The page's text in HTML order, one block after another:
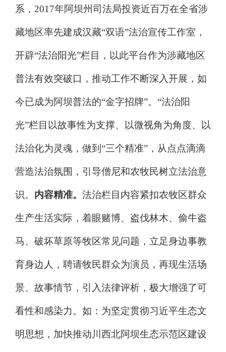
系， 2017年阿坝州司法局投资近百万在全省涉
藏地区率先建成汉藏“双语”法治宣传工作室，
开辟“法治阳光”栏目，以此平台作为涉藏地区
普法有效突破口，推动工作不断深入开展，如
今已成为阿坝普法的“金字招牌”。 “法治阳
光”栏目以故事性为支撑、以微视角为角度、以
法治化为灵魂，做到 “三个精准” ，从点点滴滴
营造法治氛围，引导僧尼和农牧民树立法治意
识。 内容精准。 法治栏目内容紧扣农牧区群众
生产生活实际，着眼赌博、盗伐林木、偷牛盗
马、破坏草原等牧区常见问题，立足身边事教
育身边人，聘请牧民群众为演员，再现生活场
景、故事情节，引入法律评析，极大增强了可
看性和感染力。如：为坚定贯彻习近平生态文
明思想，加快推动川西北阿坝生态示范区建设